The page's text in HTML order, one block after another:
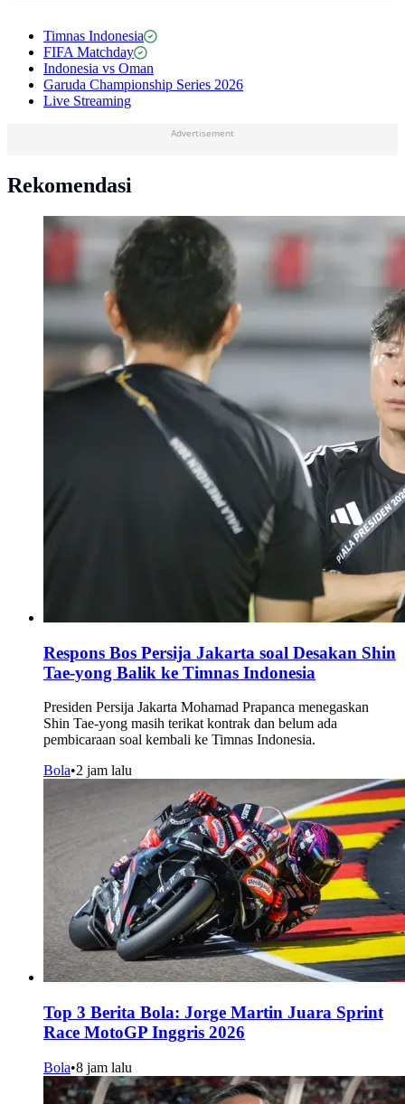
Timnas Indonesia
FIFA Matchday
Indonesia vs Oman
Garuda Championship Series 2026
Live Streaming
Advertisement
Rekomendasi
Respons Bos Persija Jakarta soal Desakan Shin
Tae-yong Balik ke Timnas Indonesia
Presiden Persija Jakarta Mohamad Prapanca menegaskan
Shin Tae-yong masih terikat kontrak dan belum ada
pembicaraan soal kembali ke Timnas Indonesia.
Bola•2 jam lalu
Top 3 Berita Bola: Jorge Martin Juara Sprint
Race MotoGP Inggris 2026
Bola•8 jam lalu